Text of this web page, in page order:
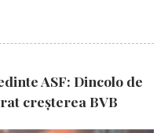
ASF: Dincolo de
creșterea BVB